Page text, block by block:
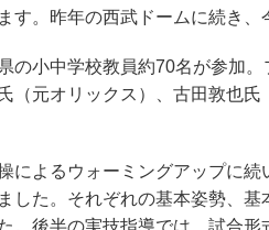
す。昨年の西武ドームに続き、
の小中学校教員約70名が参加
（元オリックス）、古田敦也
によるウォーミングアップに続
した。それぞれの基本姿勢、
。後半の実技指導では、試合